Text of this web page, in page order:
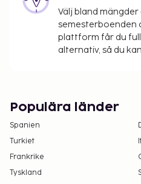
Välj bland mängder
semesterboenden
plattform får du
alternativ, så du
Populära länder
Spanien
Turkiet
Frankrike
Tyskland